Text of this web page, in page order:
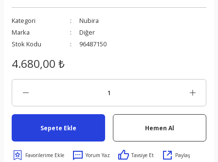
Kategori
Nubira
Marka
Diğer
Stok Kodu
96487150
4.680,00 ₺
Sepete Ekle Hemen Al
Yorum Yaz Tavsiye Et Paylaş